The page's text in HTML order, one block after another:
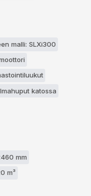
malli: SLXi300
katossa
mm
m³